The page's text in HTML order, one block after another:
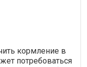
кормление в
потребоваться